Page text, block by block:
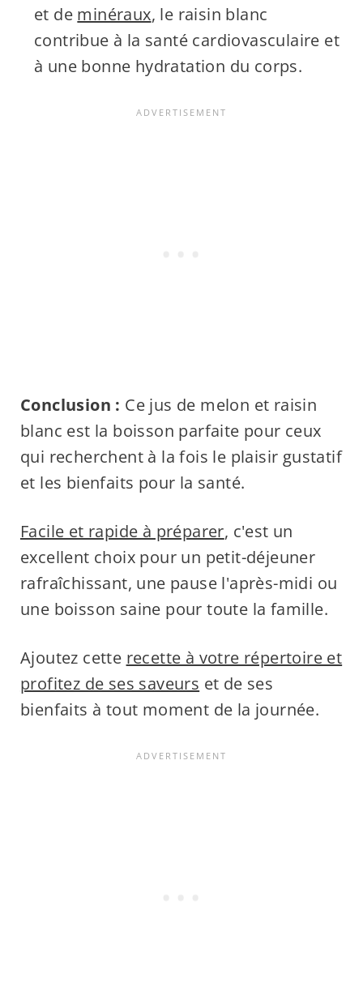
et de minéraux, le raisin blanc
contribue à la santé cardiovasculaire et
à une bonne hydratation du corps.
Conclusion : Ce jus de melon et raisin
blanc est la boisson parfaite pour ceux
qui recherchent à la fois le plaisir gustatif
et les bienfaits pour la santé.
Facile et rapide à préparer, c'est un
excellent choix pour un petit-déjeuner
rafraîchissant, une pause l'après-midi ou
une boisson saine pour toute la famille.
Ajoutez cette recette à votre répertoire et
profitez de ses saveurs et de ses
bienfaits à tout moment de la journée.